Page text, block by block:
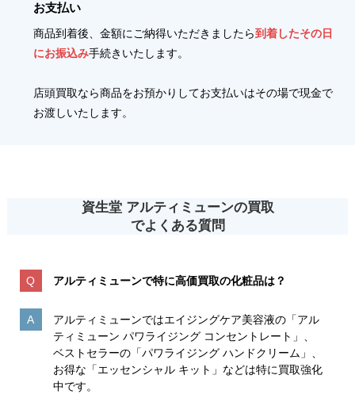
お支払い
商品到着後、金額にご納得いただきましたら到着したその日
にお振込み手続きいたします。
店頭買取なら商品をお預かりしてお支払いはその場で現金で
お渡しいたします。
資生堂 アルティミューンの買取
でよくある質問
アルティミューンで特に高価買取の化粧品は？
アルティミューンではエイジングケア美容液の「アル
ティミューン パワライジング コンセントレート」、
ベストセラーの「パワライジング ハンドクリーム」、
お得な「エッセンシャル キット」などは特に買取強化
中です。